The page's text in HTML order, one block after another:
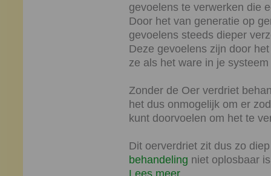
gevoelens te verwerken die
Door het van generatie op
gevoelens steeds dieper
Deze gevoelens zijn door
ze als het ware in je
Zonder de Oer verdriet
het dus onmogelijk om er
kunt doorvoelen om het te
Dit oerverdriet zit dus zo
behandeling niet oplosbaar
Lees meer